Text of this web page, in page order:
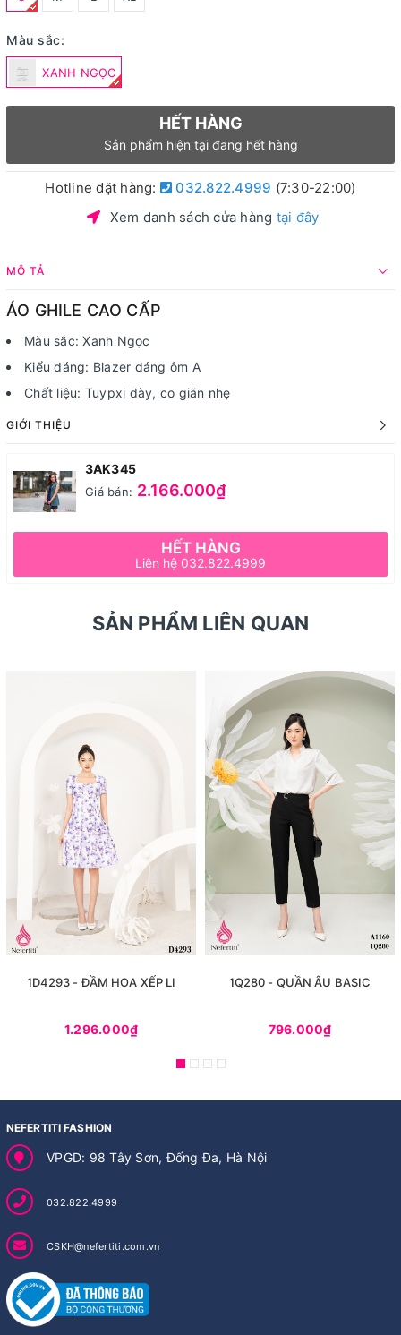
Màu sắc:
XANH NGỌC
HẾT HÀNG
Sản phẩm hiện tại đang hết hàng
Hotline đặt hàng: 032.822.4999 (7:30-22:00)
Xem danh sách cửa hàng tại đây
MÔ TẢ
ÁO GHILE CAO CẤP
Màu sắc: Xanh Ngọc
Kiểu dáng: Blazer dáng ôm A
Chất liệu: Tuypxi dày, co giãn nhẹ
GIỚI THIỆU
3AK345
Giá bán: 2.166.000₫
HẾT HÀNG
Liên hệ 032.822.4999
SẢN PHẨM LIÊN QUAN
1D4293 - ĐẦM HOA XẾP LI
1.296.000₫
1Q280 - QUẦN ÂU BASIC
796.000₫
NEFERTITI FASHION
VPGD: 98 Tây Sơn, Đống Đa, Hà Nội
032.822.4999
CSKH@nefertiti.com.vn